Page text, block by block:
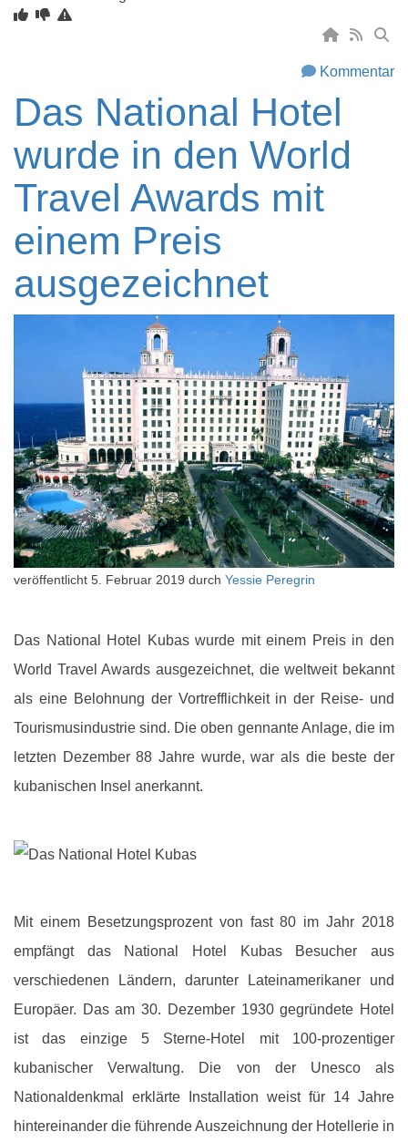
Kommentar
Das National Hotel
wurde in den World
Travel Awards mit
einem Preis
ausgezeichnet
veröffentlicht 5. Februar 2019 durch Yessie Peregrin
Das National Hotel Kubas wurde mit einem Preis in den
World Travel Awards ausgezeichnet, die weltweit bekannt
als eine Belohnung der Vortrefflichkeit in der Reise- und
Tourismusindustrie sind. Die oben gennante Anlage, die im
letzten Dezember 88 Jahre wurde, war als die beste der
kubanischen Insel anerkannt.
Mit einem Besetzungsprozent von fast 80 im Jahr 2018
empfängt das National Hotel Kubas Besucher aus
verschiedenen Ländern, darunter Lateinamerikaner und
Europäer. Das am 30. Dezember 1930 gegründete Hotel
ist das einzige 5 Sterne-Hotel mit 100-prozentiger
kubanischer Verwaltung. Die von der Unesco als
Nationaldenkmal erklärte Installation weist für 14 Jahre
hintereinander die führende Auszeichnung der Hotellerie in